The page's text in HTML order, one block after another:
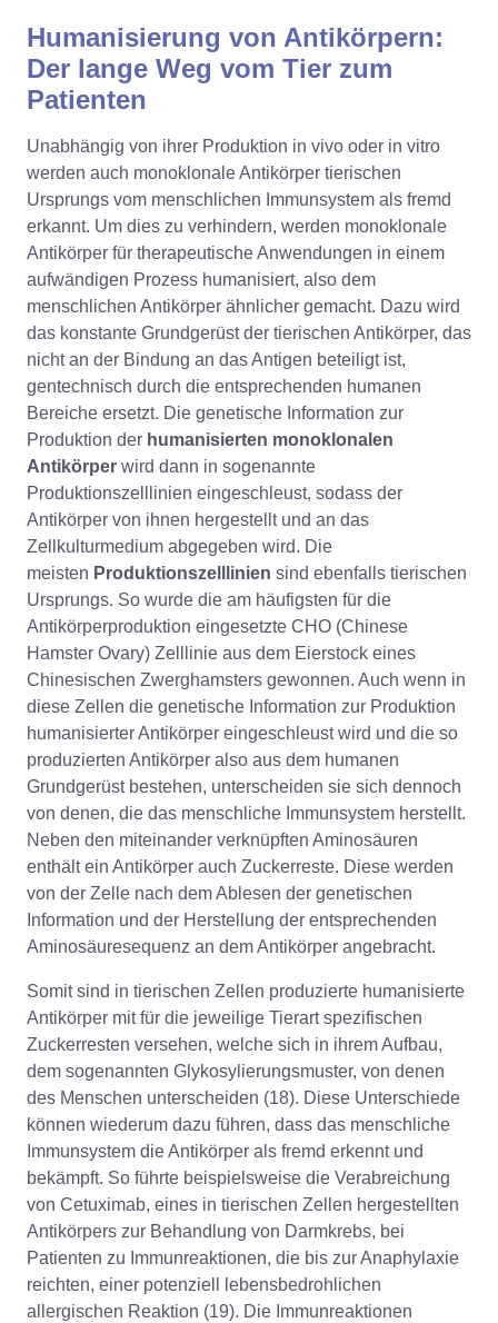
Humanisierung von Antikörpern:
Der lange Weg vom Tier zum
Patienten
Unabhängig von ihrer Produktion in vivo oder in vitro
werden auch monoklonale Antikörper tierischen
Ursprungs vom menschlichen Immunsystem als fremd
erkannt. Um dies zu verhindern, werden monoklonale
Antikörper für therapeutische Anwendungen in einem
aufwändigen Prozess humanisiert, also dem
menschlichen Antikörper ähnlicher gemacht. Dazu wird
das konstante Grundgerüst der tierischen Antikörper, das
nicht an der Bindung an das Antigen beteiligt ist,
gentechnisch durch die entsprechenden humanen
Bereiche ersetzt. Die genetische Information zur
Produktion der humanisierten monoklonalen
Antikörper wird dann in sogenannte
Produktionszelllinien eingeschleust, sodass der
Antikörper von ihnen hergestellt und an das
Zellkulturmedium abgegeben wird. Die
meisten Produktionszelllinien sind ebenfalls tierischen
Ursprungs. So wurde die am häufigsten für die
Antikörperproduktion eingesetzte CHO (Chinese
Hamster Ovary) Zelllinie aus dem Eierstock eines
Chinesischen Zwerghamsters gewonnen. Auch wenn in
diese Zellen die genetische Information zur Produktion
humanisierter Antikörper eingeschleust wird und die so
produzierten Antikörper also aus dem humanen
Grundgerüst bestehen, unterscheiden sie sich dennoch
von denen, die das menschliche Immunsystem herstellt.
Neben den miteinander verknüpften Aminosäuren
enthält ein Antikörper auch Zuckerreste. Diese werden
von der Zelle nach dem Ablesen der genetischen
Information und der Herstellung der entsprechenden
Aminosäuresequenz an dem Antikörper angebracht.
Somit sind in tierischen Zellen produzierte humanisierte
Antikörper mit für die jeweilige Tierart spezifischen
Zuckerresten versehen, welche sich in ihrem Aufbau,
dem sogenannten Glykosylierungsmuster, von denen
des Menschen unterscheiden (18). Diese Unterschiede
können wiederum dazu führen, dass das menschliche
Immunsystem die Antikörper als fremd erkennt und
bekämpft. So führte beispielsweise die Verabreichung
von Cetuximab, eines in tierischen Zellen hergestellten
Antikörpers zur Behandlung von Darmkrebs, bei
Patienten zu Immunreaktionen, die bis zur Anaphylaxie
reichten, einer potenziell lebensbedrohlichen
allergischen Reaktion (19). Die Immunreaktionen